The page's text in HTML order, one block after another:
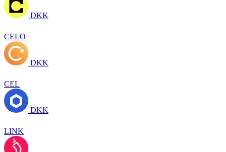
DKK
CELO
DKK
CEL
DKK
LINK